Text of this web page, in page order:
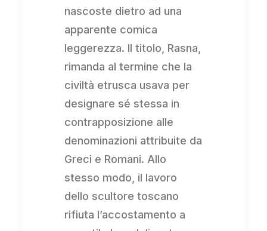
nascoste dietro ad una
apparente comica
leggerezza. Il titolo, Rasna,
rimanda al termine che la
civiltà etrusca usava per
designare sé stessa in
contrapposizione alle
denominazioni attribuite da
Greci e Romani. Allo
stesso modo, il lavoro
dello scultore toscano
rifiuta l’accostamento a